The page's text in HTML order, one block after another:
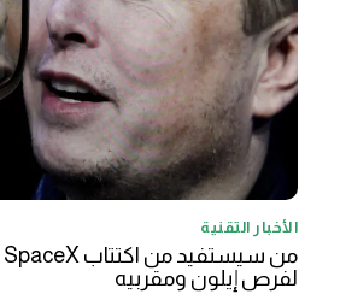
الأخبار التقنية
لفرص إيلون ومقربيه